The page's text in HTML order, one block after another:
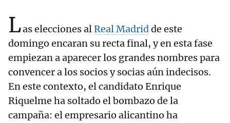
Las elecciones alReal Madridde este
domingo encaran su recta final, y en esta fase
empiezan a aparecer los grandes nombres para
convencer a los socios y socias aún indecisos.
En este contexto, el candidato Enrique
Riquelme ha soltado el bombazo de la
campaña: el empresario alicantino ha